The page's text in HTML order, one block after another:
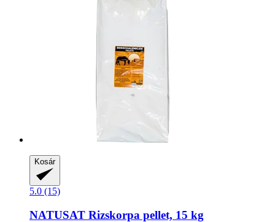
Kosár
5.0 (15)
NATUSAT Rizskorpa pellet, 15 kg